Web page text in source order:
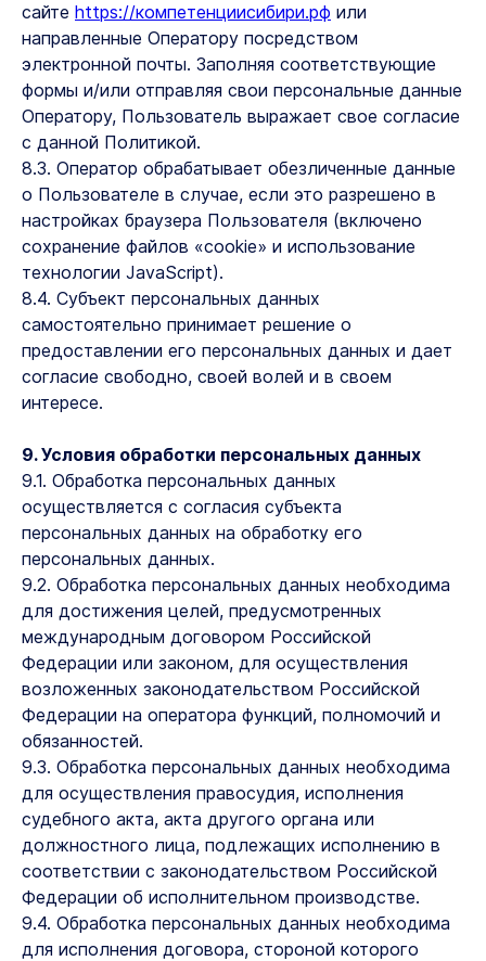
сайте https://компетенциисибири.рф или
направленные Оператору посредством
электронной почты. Заполняя соответствующие
формы и/или отправляя свои персональные данные
Оператору, Пользователь выражает свое согласие
с данной Политикой.
8.3. Оператор обрабатывает обезличенные данные
о Пользователе в случае, если это разрешено в
настройках браузера Пользователя (включено
сохранение файлов «cookie» и использование
технологии JavaScript).
8.4. Субъект персональных данных
самостоятельно принимает решение о
предоставлении его персональных данных и дает
согласие свободно, своей волей и в своем
интересе.
9. Условия обработки персональных данных
9.1. Обработка персональных данных
осуществляется с согласия субъекта
персональных данных на обработку его
персональных данных.
9.2. Обработка персональных данных необходима
для достижения целей, предусмотренных
международным договором Российской
Федерации или законом, для осуществления
возложенных законодательством Российской
Федерации на оператора функций, полномочий и
обязанностей.
9.3. Обработка персональных данных необходима
для осуществления правосудия, исполнения
судебного акта, акта другого органа или
должностного лица, подлежащих исполнению в
соответствии с законодательством Российской
Федерации об исполнительном производстве.
9.4. Обработка персональных данных необходима
для исполнения договора, стороной которого